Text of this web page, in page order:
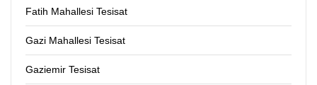
Fatih Mahallesi Tesisat
Gazi Mahallesi Tesisat
Gaziemir Tesisat